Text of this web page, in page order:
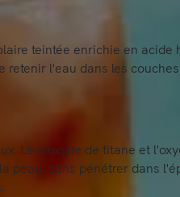
teintée enrichie en acide
retenir l'eau dans les
Le dioxyde de titane et
peau, sans pénétrer dans